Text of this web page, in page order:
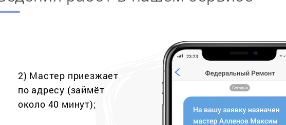
2) Мастер приезжает
по адресу (займёт
около 40 минут);